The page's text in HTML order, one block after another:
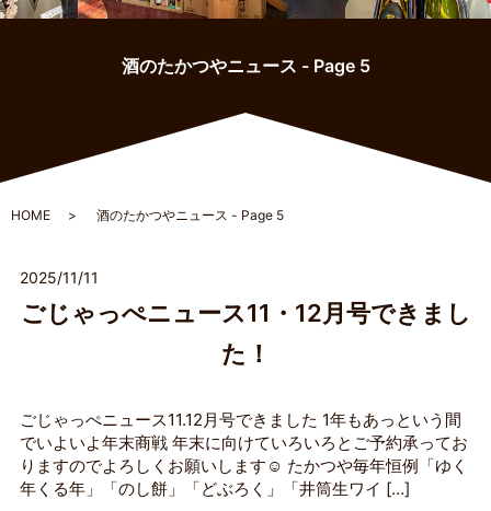
酒のたかつやニュース - Page 5
HOME 酒のたかつやニュース - Page 5
2025/11/11
ごじゃっぺニュース11・12月号できまし
た！
ごじゃっぺニュース11.12月号できました 1年もあっという間
でいよいよ年末商戦 年末に向けていろいろとご予約承ってお
りますのでよろしくお願いします☺︎ たかつや毎年恒例「ゆく
年くる年」「のし餅」「どぶろく」「井筒生ワイ […]